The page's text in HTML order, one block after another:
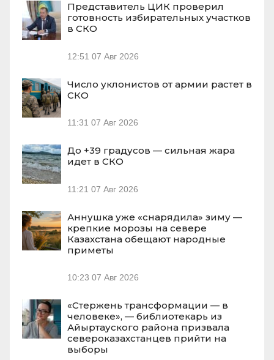
Представитель ЦИК проверил
готовность избирательных участков
в СКО
12:51 07 Авг 2026
Число уклонистов от армии растет в
СКО
11:31 07 Авг 2026
До +39 градусов — сильная жара
идет в СКО
11:21 07 Авг 2026
Аннушка уже «снарядила» зиму —
крепкие морозы на севере
Казахстана обещают народные
приметы
10:23 07 Авг 2026
«Стержень трансформации — в
человеке», — библиотекарь из
Айыртауского района призвала
североказахстанцев прийти на
выборы